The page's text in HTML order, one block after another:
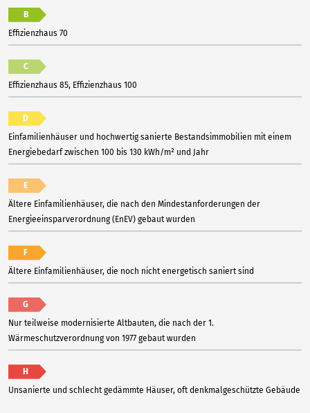
B
Effizienzhaus 70
C
Effizienzhaus 85, Effizienzhaus 100
D
Einfamilienhäuser und hochwertig sanierte Bestandsimmobilien mit einem
Energiebedarf zwischen 100 bis 130 kWh/m² und Jahr
E
Ältere Einfamilienhäuser, die nach den Mindestanforderungen der
Energieeinsparverordnung (EnEV) gebaut wurden
F
Ältere Einfamilienhäuser, die noch nicht energetisch saniert sind
G
Nur teilweise modernisierte Altbauten, die nach der 1.
Wärmeschutzverordnung von 1977 gebaut wurden
H
Unsanierte und schlecht gedämmte Häuser, oft denkmalgeschützte Gebäude